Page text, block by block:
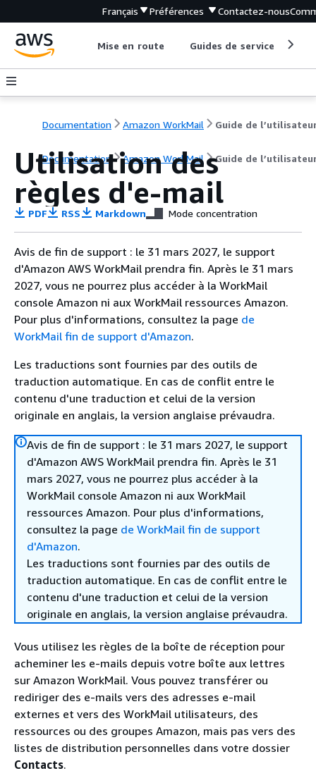
Français Préférences Contactez-nous
Mise en route Guides de service
Documentation Amazon WorkMail Guide de
Documentation Amazon WorkMail Guide de
Utilisation des
règles d'e-mail
PDF RSS Markdown Mode concentration
Avis de fin de support : le 31 mars 2027, le support
d'Amazon AWS WorkMail prendra fin. Après le 31 mars
2027, vous ne pourrez plus accéder à la WorkMail
console Amazon ni aux WorkMail ressources Amazon.
Pour plus d'informations, consultez la page de
WorkMail fin de support d'Amazon.
Les traductions sont fournies par des outils de
traduction automatique. En cas de conflit entre le
contenu d'une traduction et celui de la version
originale en anglais, la version anglaise prévaudra.
Avis de fin de support : le 31 mars 2027, le support
d'Amazon AWS WorkMail prendra fin. Après le 31
mars 2027, vous ne pourrez plus accéder à la
WorkMail console Amazon ni aux WorkMail
ressources Amazon. Pour plus d'informations,
consultez la page de WorkMail fin de support
d'Amazon.
Les traductions sont fournies par des outils de
traduction automatique. En cas de conflit entre le
contenu d'une traduction et celui de la version
originale en anglais, la version anglaise prévaudra.
Vous utilisez les règles de la boîte de réception pour
acheminer les e-mails depuis votre boîte aux lettres
sur Amazon WorkMail. Vous pouvez transférer ou
rediriger des e-mails vers des adresses e-mail
externes et vers des WorkMail utilisateurs, des
ressources ou des groupes Amazon, mais pas vers des
listes de distribution personnelles dans votre dossier
Contacts.